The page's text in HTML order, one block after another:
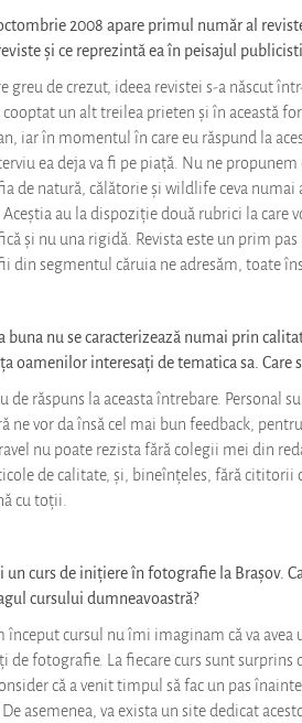
2008 apare primul număr al
și ce reprezintă ea în peisajul
greu de crezut, ideea revistei s-a născut
un alt treilea prieten și în această
iar în momentul în care eu răspund la
ea deja va fi pe piață. Nu ne
de natură, călătorie și wildlife ceva
au la dispoziție două rubrici la care
și nu una rigidă. Revista este un prim
din segmentul căruia ne adresăm, toate
buna nu se caracterizează numai prin
oamenilor interesați de tematica sa.
de răspuns la aceasta întrebare. Personal
ne vor da însă cel mai bun feedback,
nu poate rezista fără colegii mei din
de calitate, și, bineînțeles, fără cititorii
cu toții.
un curs de inițiere în fotografie la Brașov.
cursului dumneavoastră?
început cursul nu îmi imaginam că va
de fotografie. La fiecare curs sunt surprins
că a venit timpul să fac un pas
asemenea, va exista un site dedicat